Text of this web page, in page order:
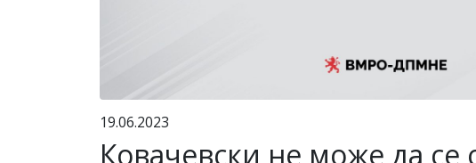
19.06.2023
Ковачевски не може да се